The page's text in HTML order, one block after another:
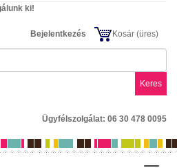
ki!
Bejelentkezés
Kosár (üres)
Keres
Ügyfélszolgálat: 06 30 478 0095